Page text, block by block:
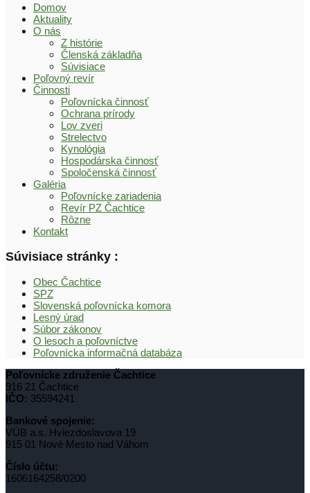
Domov
Aktuality
O nás
Z histórie
Členská základňa
Súvisiace
Poľovný revír
Činnosti
Poľovnícka činnosť
Ochrana prírody
Lov zveri
Strelectvo
Kynológia
Hospodárska činnosť
Spoločenská činnosť
Galéria
Poľovnícke zariadenia
Revír PZ Čachtice
Rôzne
Kontakt
Súvisiace stránky :
Obec Čachtice
SPZ
Slovenská poľovnícka komora
Lesný úrad
Súbor zákonov
O lesoch a poľovníctve
Poľovnícka informačná databáza
Poľovnícke združenie Čachtice
916 21 Čachtice
IČO: 35594241
Bankové spojenie:
VÚB a.s. Hviezdoslavova 19
915 01 Nové Mesto nad Váhom
Číslo účtu:
1606164258/0200